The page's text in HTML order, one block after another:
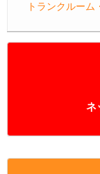
ネ
トランクルー